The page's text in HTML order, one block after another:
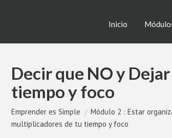
Inicio
Decir que NO y
tiempo y foco
Emprender es Simple Módulo 2 : Estar
multiplicadores de tu tiempo y foco